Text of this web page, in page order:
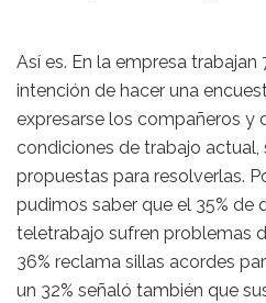
Así es. En la empresa trabajan
intención de hacer una
expresarse los compañeros y
condiciones de trabajo actual,
propuestas para resolverlas.
pudimos saber que el 35% de
teletrabajo sufren problemas
36% reclama sillas acordes
un 32% señaló también que